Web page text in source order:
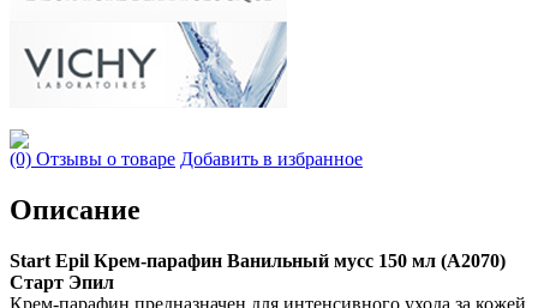
(0) Отзывы о товаре Добавить в избранное
Описание
Start Epil Крем-парафин Ванильный мусс 150 мл (А2070)
Старт Эпил
Крем-парафин предназначен для интенсивного ухода за кожей